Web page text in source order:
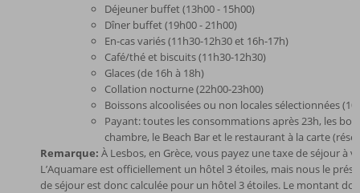
Déjeuner buffet (13h00 - 15h00)
Dîner buffet (19h00 - 21h00)
En-cas variés (11h30-12h30 et 16h-17h)
Café/thé et biscuits (11h30-12h30)
Glaces (de 16h à 18h)
Collation nocturne (22h00-23h00)
Boissons alcoolisées ou non locales sélectionnées
Payant: toutes les consommations après 23h, les
chambre, le Beach Bar et le restaurant à la carte
Remarque: À Lesbos, en Grèce, vous payez une taxe de séjour à
L’Aquamare est officiellement un hôtel 3 étoiles, mais nous le
de séjour est donc calculée pour un hôtel 3 étoiles. Le montant